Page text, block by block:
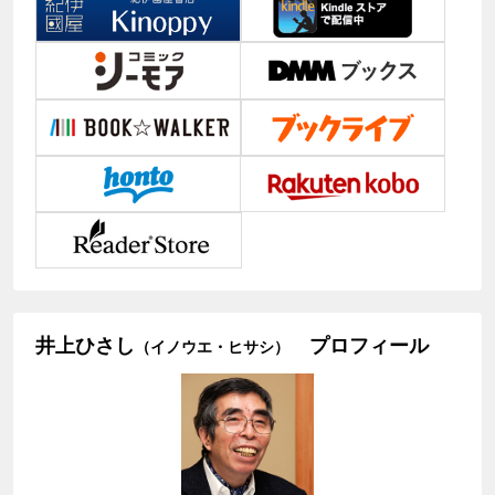
井上ひさし （イノウエ・ヒサシ） プロフィール